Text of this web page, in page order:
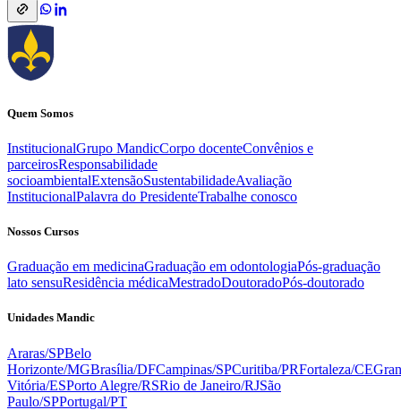
Quem Somos
InstitucionalGrupo MandicCorpo docenteConvênios e
parceirosResponsabilidade
socioambientalExtensãoSustentabilidadeAvaliação
InstitucionalPalavra do PresidenteTrabalhe conosco
Nossos Cursos
Graduação em medicinaGraduação em odontologiaPós-graduação
lato sensuResidência médicaMestradoDoutoradoPós-doutorado
Unidades Mandic
Araras/SPBelo
Horizonte/MGBrasília/DFCampinas/SPCuritiba/PRFortaleza/CE
Vitória/ESPorto Alegre/RSRio de Janeiro/RJSão
Paulo/SPPortugal/PT